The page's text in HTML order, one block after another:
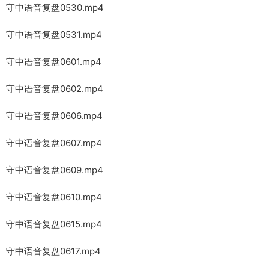
守中语音复盘0530.mp4
守中语音复盘0531.mp4
守中语音复盘0601.mp4
守中语音复盘0602.mp4
守中语音复盘0606.mp4
守中语音复盘0607.mp4
守中语音复盘0609.mp4
守中语音复盘0610.mp4
守中语音复盘0615.mp4
守中语音复盘0617.mp4